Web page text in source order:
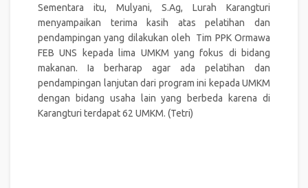
Sementara itu, Mulyani, S.Ag, Lurah Karangturi
menyampaikan terima kasih atas pelatihan dan
pendampingan yang dilakukan oleh Tim PPK Ormawa
FEB UNS kepada lima UMKM yang fokus di bidang
makanan. Ia berharap agar ada pelatihan dan
pendampingan lanjutan dari program ini kepada UMKM
dengan bidang usaha lain yang berbeda karena di
Karangturi terdapat 62 UMKM. (Tetri)